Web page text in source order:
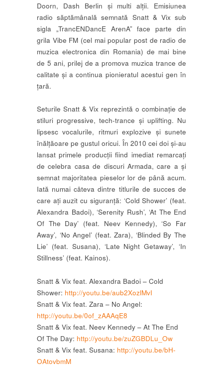
Doorn, Dash Berlin și multi alții. Emisiunea
radio săptămânală semnată Snatt & Vix sub
sigla „TrancENDancE ArenA” face parte din
grila Vibe FM (cel mai popular post de radio de
muzica electronica din Romania) de mai bine
de 5 ani, prilej de a promova muzica trance de
calitate și a continua pionieratul acestui gen în
țară.
Seturile Snatt & Vix reprezintă o combinație de
stiluri progressive, tech-trance și uplifting. Nu
lipsesc vocalurile, ritmuri explozive și sunete
înălțăoare pe gustul oricui. În 2010 cei doi și-au
lansat primele producții fiind imediat remarcați
de celebra casa de discuri Armada, care a și
semnat majoritatea pieselor lor de până acum.
Iată numai câteva dintre titlurile de succes de
care ați auzit cu siguranță: ‘Cold Shower’ (feat.
Alexandra Badoi), ‘Serenity Rush’, ‘At The End
Of The Day’ (feat. Neev Kennedy), ‘So Far
Away’, ‘No Angel’ (feat. Zara), ‘Blinded By The
Lie’ (feat. Susana), ‘Late Night Getaway’, ‘In
Stillness’ (feat. Kainos).
Snatt & Vix feat. Alexandra Badoi – Cold
Shower: http://youtu.be/aub2XozlMvI
Snatt & Vix feat. Zara – No Angel:
http://youtu.be/0of_zAAAqE8
Snatt & Vix feat. Neev Kennedy – At The End
Of The Day: http://youtu.be/zuZGBDLu_Ow
Snatt & Vix feat. Susana: http://youtu.be/bH-
OAtovbmM